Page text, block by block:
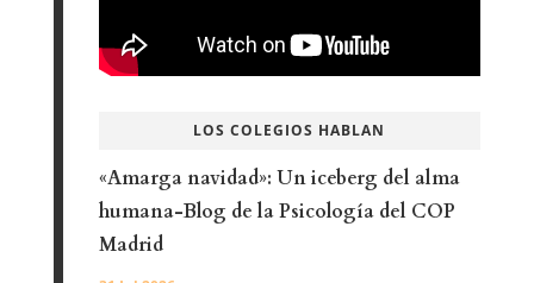
LOS COLEGIOS HABLAN
«Amarga navidad»: Un iceberg del alma
humana-Blog de la Psicología del COP
Madrid